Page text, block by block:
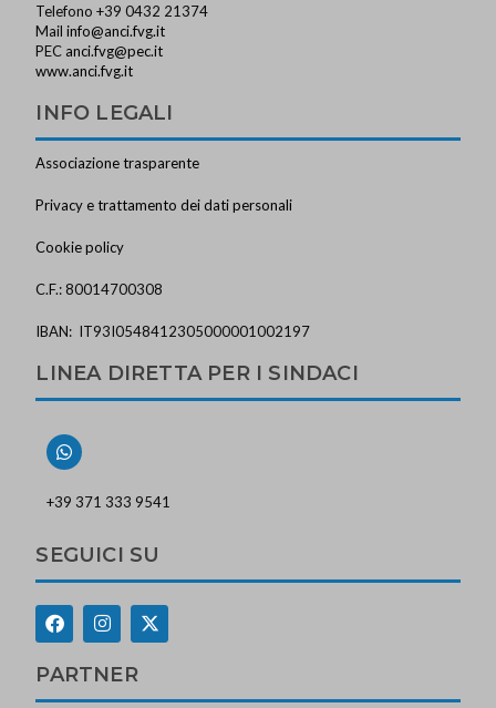
Telefono +39 0432 21374
Mailinfo@anci.fvg.it
PEC anci.fvg@pec.it
www.anci.fvg.it
INFO LEGALI
Associazione trasparente
Privacy e trattamento dei dati personali
Cookie policy
C.F.: 80014700308
IBAN: IT93I0548412305000001002197
LINEA DIRETTA PER I SINDACI
+39 371 333 9541
SEGUICI SU
PARTNER